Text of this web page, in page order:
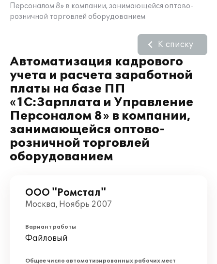
Персоналом 8» в компании, занимающейся оптово-
розничной торговлей оборудованием
Автоматизация кадрового
учета и расчета заработной
платы на базе ПП
«1С:Зарплата и Управление
Персоналом 8» в компании,
занимающейся оптово-
розничной торговлей
оборудованием
К списку
ООО "Ромстал"
Москва, Ноябрь 2007
Вариант работы
Файловый
Общее число автоматизированных рабочих мест